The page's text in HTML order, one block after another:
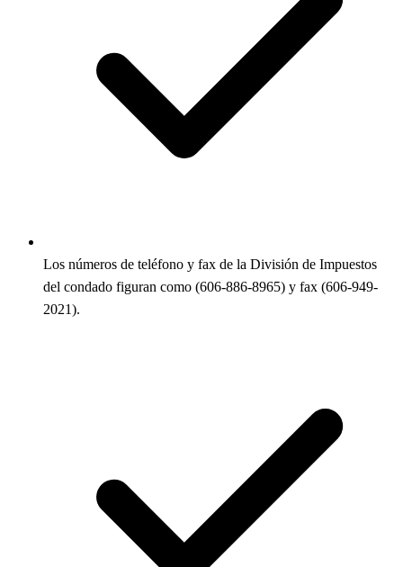
Los números de teléfono y fax de la División de Impuestos
del condado figuran como (606-886-8965) y fax (606-949-
2021).